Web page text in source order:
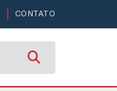
CONTATO